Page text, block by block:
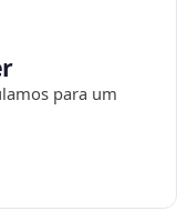
para um